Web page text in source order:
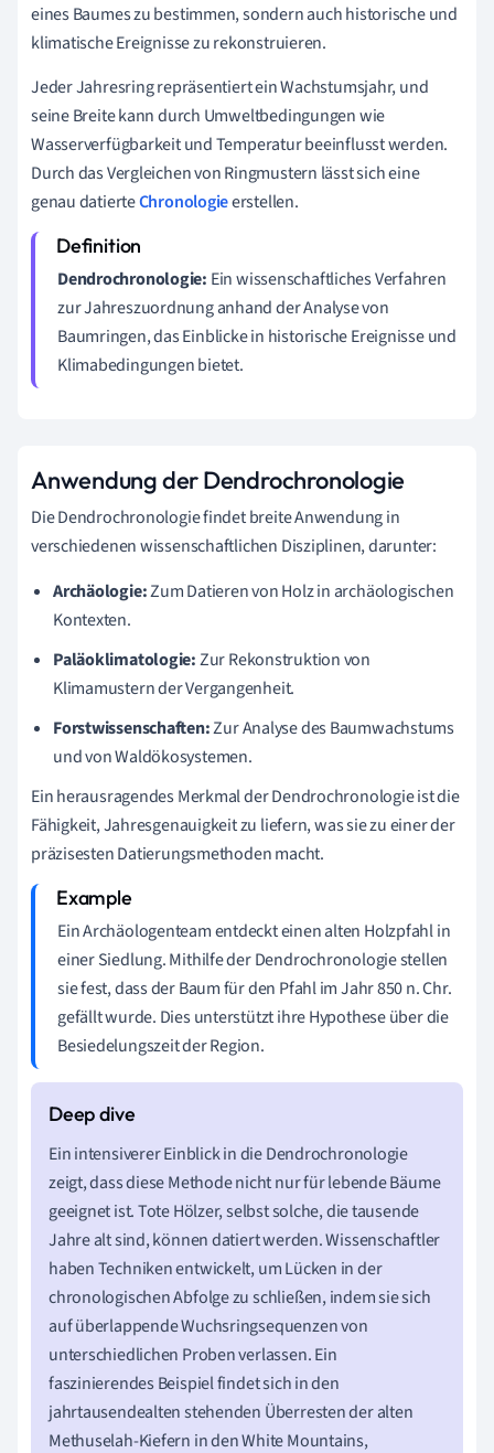
eines Baumes zu bestimmen, sondern auch historische und
klimatische Ereignisse zu rekonstruieren.
Jeder Jahresring repräsentiert ein Wachstumsjahr, und
seine Breite kann durch Umweltbedingungen wie
Wasserverfügbarkeit und Temperatur beeinflusst werden.
Durch das Vergleichen von Ringmustern lässt sich eine
genau datierteChronologieerstellen.
Dendrochronologie: Ein wissenschaftliches Verfahren
zur Jahreszuordnung anhand der Analyse von
Baumringen, das Einblicke in historische Ereignisse und
Klimabedingungen bietet.
Anwendung der Dendrochronologie
Die Dendrochronologie findet breite Anwendung in
verschiedenen wissenschaftlichen Disziplinen, darunter:
Archäologie:Zum Datieren von Holz in archäologischen
Kontexten.
Paläoklimatologie:Zur Rekonstruktion von
Klimamustern der Vergangenheit.
Forstwissenschaften:Zur Analyse des Baumwachstums
und von Waldökosystemen.
Ein herausragendes Merkmal der Dendrochronologie ist die
Fähigkeit, Jahresgenauigkeit zu liefern, was sie zu einer der
präzisesten Datierungsmethoden macht.
Ein Archäologenteam entdeckt einen alten Holzpfahl in
einer Siedlung. Mithilfe der Dendrochronologie stellen
sie fest, dass der Baum für den Pfahl im Jahr 850 n. Chr.
gefällt wurde. Dies unterstützt ihre Hypothese über die
Besiedelungszeit der Region.
Ein intensiverer Einblick in die Dendrochronologie
zeigt, dass diese Methode nicht nur für lebende Bäume
geeignet ist. Tote Hölzer, selbst solche, die tausende
Jahre alt sind, können datiert werden. Wissenschaftler
haben Techniken entwickelt, um Lücken in der
chronologischen Abfolge zu schließen, indem sie sich
auf überlappende Wuchsringsequenzen von
unterschiedlichen Proben verlassen. Ein
faszinierendes Beispiel findet sich in den
jahrtausendealten stehenden Überresten der alten
Methuselah-Kiefern in den White Mountains,